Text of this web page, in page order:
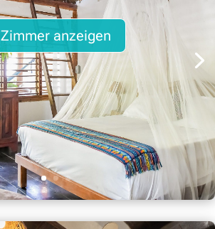
Zimmer anzeigen